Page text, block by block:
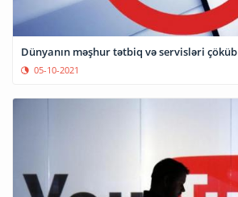
Dünyanın məşhur tətbiq və servisləri çöküb
05-10-2021